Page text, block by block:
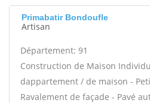
Primabatir Bondoufle
Artisan
Département: 91
Construction de Maison
dappartement / de maison -
Ravalement de façade - Pavé